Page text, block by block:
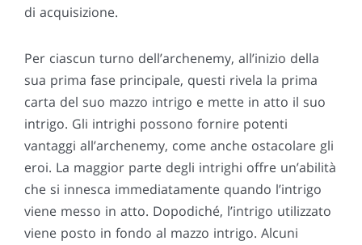
di acquisizione.
Per ciascun turno dell’archenemy, all’inizio della
sua prima fase principale, questi rivela la prima
carta del suo mazzo intrigo e mette in atto il suo
intrigo. Gli intrighi possono fornire potenti
vantaggi all’archenemy, come anche ostacolare gli
eroi. La maggior parte degli intrighi offre un’abilità
che si innesca immediatamente quando l’intrigo
viene messo in atto. Dopodiché, l’intrigo utilizzato
viene posto in fondo al mazzo intrigo. Alcuni